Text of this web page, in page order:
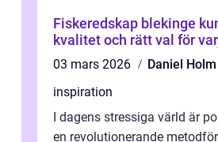
Fiskeredskap blekinge kunskap,
kvalitet och rätt val för
03 mars 2026
Daniel Holm
inspiration
I dagens stressiga värld är
en revolutionerande